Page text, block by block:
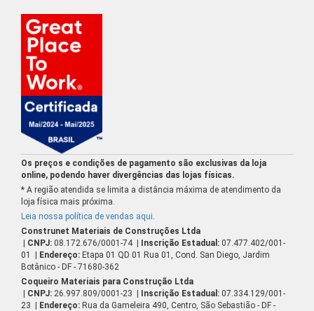
Os preços e condições de pagamento são exclusivas da loja
online, podendo haver divergências das lojas físicas.
* A região atendida se limita a distância máxima de atendimento da
loja física mais próxima.
Leia nossa política de vendas aqui
Construnet Materiais de Construções Ltda
| CNPJ: 08.172.676/0001-74 | Inscrição Estadual: 07.477.402/001-
01
| Endereço: Etapa 01 QD 01 Rua 01, Cond. San Diego, Jardim
Botânico - DF - 71680-362
Coqueiro Materiais para Construção Ltda
| CNPJ: 26.997.809/0001-23 | Inscrição Estadual: 07.334.129/001-
23 | Endereço: Rua da Gameleira 490, Centro, São Sebastião - DF -